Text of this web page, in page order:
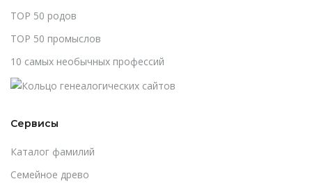
TOP 50 родов
TOP 50 промыслов
10 самых необычных профессий
Сервисы
Каталог фамилий
Cемейное древо